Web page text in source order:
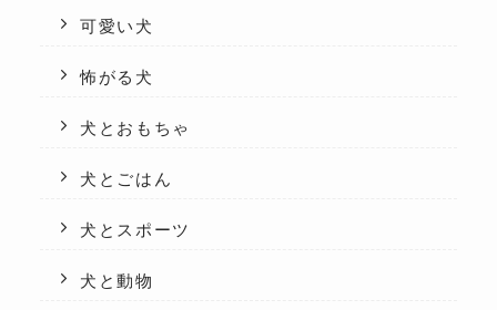
可愛い犬
怖がる犬
犬とおもちゃ
犬とごはん
犬とスポーツ
犬と動物